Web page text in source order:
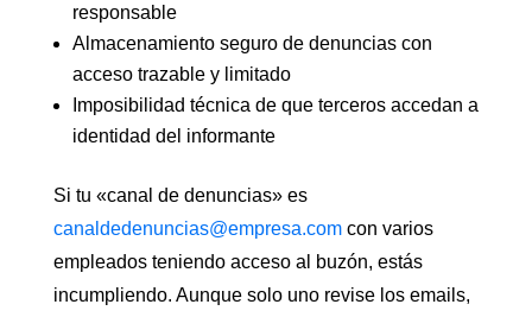
responsable
Almacenamiento seguro de denuncias con
acceso trazable y limitado
Imposibilidad técnica de que terceros accedan a
identidad del informante
Si tu «canal de denuncias» es
canaldedenuncias@empresa.comcon varios
empleados teniendo acceso al buzón, estás
incumpliendo. Aunque solo uno revise los emails,